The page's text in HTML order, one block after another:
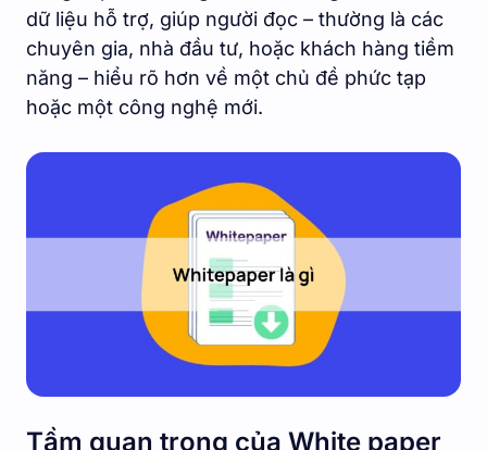
dữ liệu hỗ trợ, giúp người đọc – thường là các
chuyên gia, nhà đầu tư, hoặc khách hàng tiềm
năng – hiểu rõ hơn về một chủ đề phức tạp
hoặc một công nghệ mới.
Tầm quan trọng của White paper